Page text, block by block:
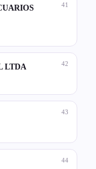
41
42
LTDA
43
44